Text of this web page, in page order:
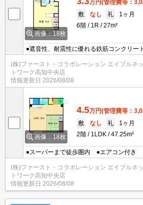
画像：18枚
万円(管理費等：
敷
なし 礼
1ヶ月
6階
1R 27m²
●遮音性、耐震性に優れる鉄筋コンクリー
(株)ファースト・コラボレーション エイブルネッ
トワーク高知中央店
情報更新日 2026/08/08
画像：18枚
4.5万円(管理費等：
敷
なし 礼
1ヶ月
2階
1LDK 47.25m²
●スーパーまで徒歩圏内 ●エアコン付き
(株)ファースト・コラボレーション エイブルネッ
トワーク高知中央店
情報更新日 2026/08/08